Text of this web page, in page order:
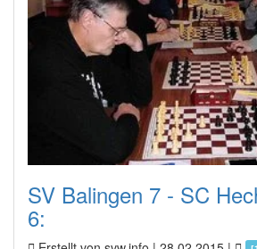
SV Balingen 7 - SC
6: